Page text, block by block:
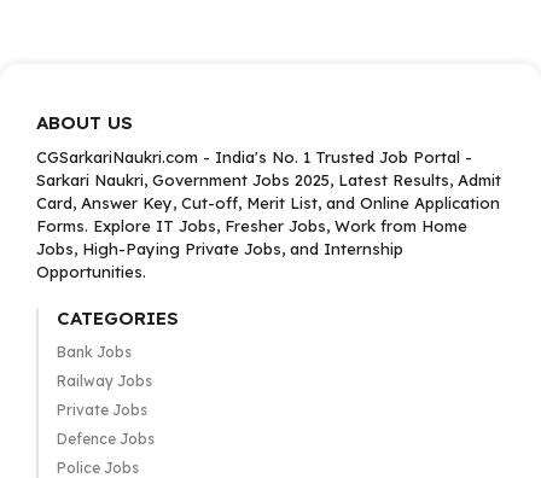
ABOUT US
CGSarkariNaukri.com - India's No. 1 Trusted Job Portal -
Sarkari Naukri, Government Jobs 2025, Latest Results, Admit
Card, Answer Key, Cut-off, Merit List, and Online Application
Forms. Explore IT Jobs, Fresher Jobs, Work from Home
Jobs, High-Paying Private Jobs, and Internship
Opportunities.
CATEGORIES
Bank Jobs
Railway Jobs
Private Jobs
Defence Jobs
Police Jobs